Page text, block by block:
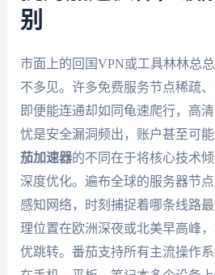
别
市面上的回国VPN或工具林林总
不多见。许多免费服务节点稀疏、
即便能连通却如同龟速爬行，高
忧是安全漏洞频出，账户甚至可能
茄加速器的不同在于将核心技术
深度优化。遍布全球的服务器节
感知网络，时刻捕捉着哪条线路
理位置在欧洲深夜或北美早高峰
优跳转。番茄支持所有主流操作